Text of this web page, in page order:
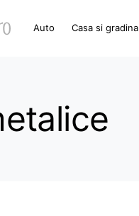
Auto Casa si gradina